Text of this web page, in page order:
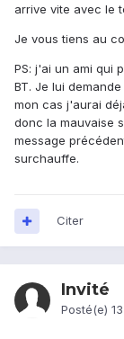
arrive vite avec le
Je vous tiens au
PS: j'ai un ami qui
BT. Je lui
mon cas j'aurai
donc la mauvaise
message
surchauffe.
Citer
Invité
Posté(e)